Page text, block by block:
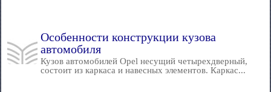
Особенности конструкции кузова
автомобиля
Кузов автомобилей Opel несущий четырехдверный,
состоит из каркаса и навесных элементов. Каркас...